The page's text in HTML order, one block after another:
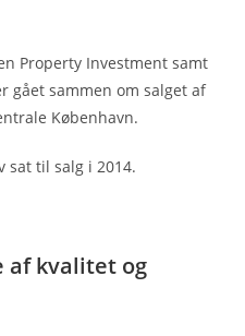
Property Investment samt
gået sammen om salget af
København.
sat til salg i 2014.
af kvalitet og